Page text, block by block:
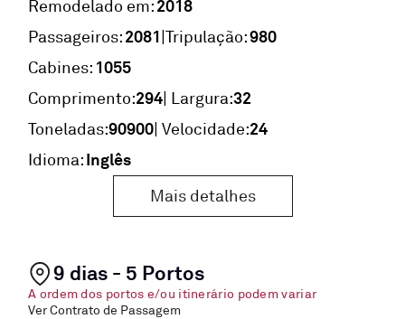
Remodelado em:2018
Passageiros:2081|Tripulação:980
Cabines: 1055
Comprimento:294| Largura:32
Toneladas:90900| Velocidade:24
Idioma:Inglês
Mais detalhes
9 dias - 5 Portos
A ordem dos portos e/ou itinerário podem variar
Ver Contrato de Passagem